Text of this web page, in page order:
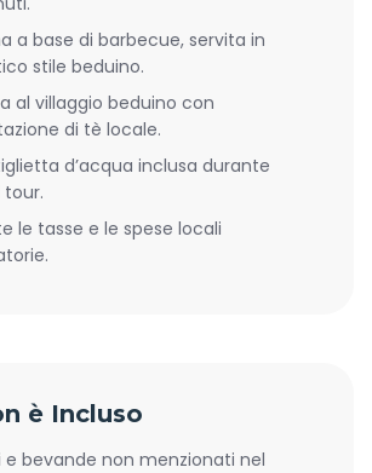
a base di barbecue, servita in
stile beduino.
al villaggio beduino con
di tè locale.
d’acqua inclusa durante
le tasse e le spese locali
è Incluso
e bevande non menzionati nel